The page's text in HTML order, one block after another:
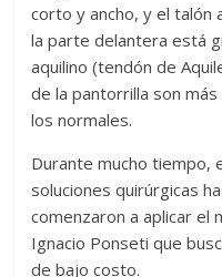
corto y ancho, y el talón
la parte delantera está
aquilino (tendón de
de la pantorrilla son
los normales.
Durante mucho tiempo,
soluciones quirúrgicas
comenzaron a aplicar el
Ignacio Ponseti que
de bajo costo.